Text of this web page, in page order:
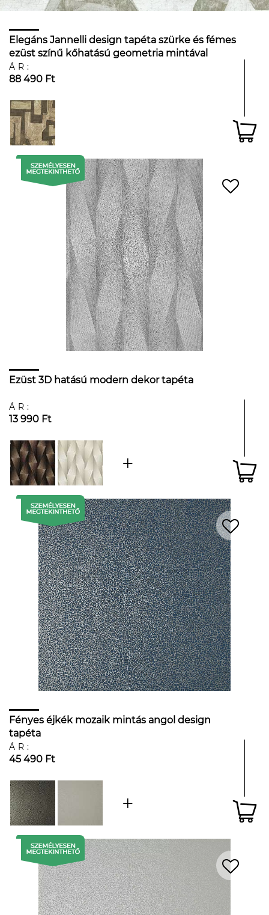
Elegáns Jannelli design tapéta szürke és fémes
ezüst színű kőhatású geometria mintával
ÁR:
88 490 Ft
Ezüst 3D hatású modern dekor tapéta
ÁR:
13 990 Ft
Fényes éjkék mozaik mintás angol design
tapéta
ÁR:
45 490 Ft